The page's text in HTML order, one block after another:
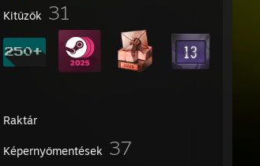
Kitűzők 31
Raktár
Képernyőmentések 37